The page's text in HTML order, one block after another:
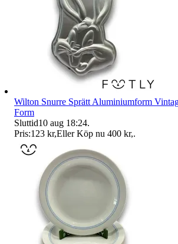
Wilton Snurre Sprätt Aluminiumform
Form
Sluttid10 aug 18:24.
Pris:123 kr,Eller Köp nu 400 kr,.